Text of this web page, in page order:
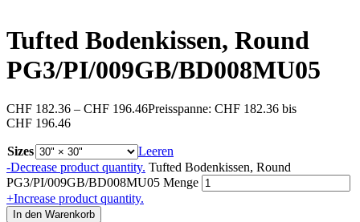
Tufted Bodenkissen, Round
PG3/PI/009GB/BD008MU05
CHF 182.36 – CHF 196.46Preisspanne: CHF 182.36 bis
CHF 196.46
Sizes
Leeren
-Decrease product quantity. Tufted Bodenkissen, Round
PG3/PI/009GB/BD008MU05 Menge
+Increase product quantity.
In den Warenkorb